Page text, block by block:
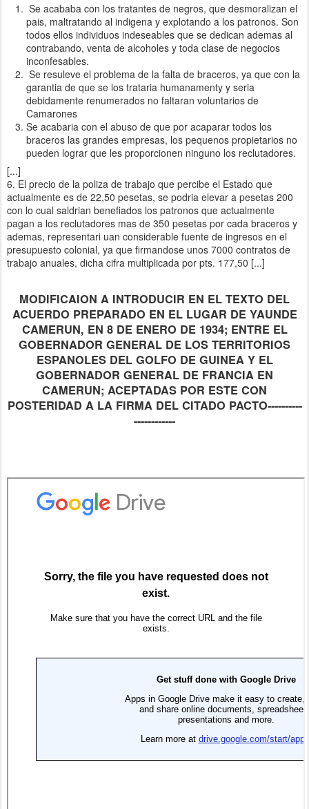
Se acababa con los tratantes de negros, que desmoralizan el
pais, maltratando al indigena y explotando a los patronos. Son
todos ellos individuos indeseables que se dedican ademas al
contrabando, venta de alcoholes y toda clase de negocios
inconfesables.
Se resuleve el problema de la falta de braceros, ya que con la
garantia de que se los trataria humanamenty y seria
debidamente renumerados no faltaran voluntarios de
Camarones
Se acabaria con el abuso de que por acaparar todos los
braceros las grandes empresas, los pequenos propietarios no
pueden lograr que les proporcionen ninguno los reclutadores.
[...]
6. El precio de la poliza de trabajo que percibe el Estado que
actualmente es de 22,50 pesetas, se podria elevar a pesetas 200
con lo cual saldrian benefiados los patronos que actualmente
pagan a los reclutadores mas de 350 pesetas por cada braceros y
ademas, representari uan considerable fuente de ingresos en el
presupuesto colonial, ya que firmandose unos 7000 contratos de
trabajo anuales, dicha cifra multiplicada por pts. 177,50 [...]
MODIFICAION A INTRODUCIR EN EL TEXTO DEL
ACUERDO PREPARADO EN EL LUGAR DE YAUNDE
CAMERUN, EN 8 DE ENERO DE 1934; ENTRE EL
GOBERNADOR GENERAL DE LOS TERRITORIOS
ESPANOLES DEL GOLFO DE GUINEA Y EL
GOBERNADOR GENERAL DE FRANCIA EN
CAMERUN; ACEPTADAS POR ESTE CON
POSTERIDAD A LA FIRMA DEL CITADO PACTO----------
------------